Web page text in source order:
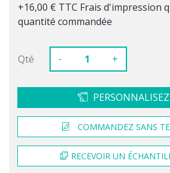
+16,00 € TTC Frais d'impression
quantité commandée
Qté - +
PERSONNALISEZ
COMMANDEZ SANS
RECEVOIR UN